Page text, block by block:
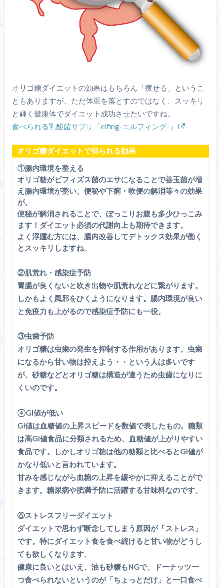
オリゴ糖ダイエットの効果はもちろん「痩せる」というこ
ともありますが、ただ体重を落とすのではなく、スッキリ
と輝く健康体でダイエット成功させたいですね。
食べられる乳酸菌サプリ「elfing-エルフィング-」
オリゴ糖ダイエットで得られる効果
①腸内環境を整える
オリゴ糖がビフィズス菌のエサになることで善玉菌が増
え腸内環境が整い、便秘や下痢・軟便の解消等々の効果
が。
便秘が解消されることで、ぽっこりお腹も多少ひっこみ
ます！ダイエット必須の代謝向上も期待できます。
よく浮腫む方には、腸内改善してデトックス効果が働く
とスッキリしますね。
②肌荒れ・感染症予防
胃腸が良くないと吹き出物や肌荒れなどに繋がります。
しかもよく風邪をひくようになります。腸内環境が良い
と免疫力も上がるので感染症予防にも一役。
③虫歯予防
オリゴ糖は虫歯の発生を抑制する作用があります。虫歯
になるから甘い物は控えよう・・という人は多いです
が、砂糖などとオリゴ糖は構造が違うため虫歯になりに
くいのです。
④GI値が低い
GI値は血糖値の上昇スピードを数値で表したもの。糖類
は高GI値食品に分類されるため、血糖値が上がりやすい
食品です。しかしオリゴ糖は他の糖類と比べるとGI値が
かなり低いと言われています。
甘みを感じながら血糖の上昇を緩やかに抑えることがで
きます。糖尿病や肥満予防に活躍する甘味料なのです。
⑤ストレスフリーダイエット
ダイエットで思わず断念してしまう原因が「ストレス」
です。特にダイエット食を食べ続けると甘い物がどうし
ても欲しくなります。
健康に良いとはいえ、油も砂糖もNGで、ドーナッツ一
つ食べられないというのが「ちょっとだけ」と一口食べ